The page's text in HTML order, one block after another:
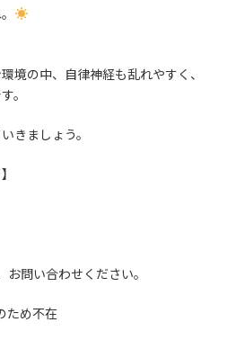
境の中、自律神経も乱れやすく、
。
きましょう。
問い合わせください。
ため不在